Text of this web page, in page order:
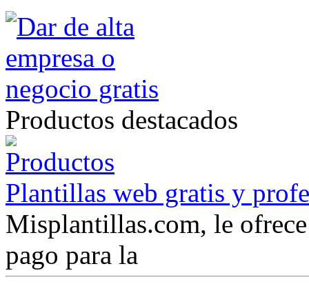
Productos destacados
Plantillas web gratis y
Misplantillas.com, le
pago para la